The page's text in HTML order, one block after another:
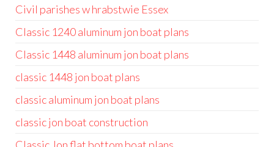
Civil parishes w hrabstwie Essex
Classic 1240 aluminum jon boat plans
Classic 1448 aluminum jon boat plans
classic 1448 jon boat plans
classic aluminum jon boat plans
classic jon boat construction